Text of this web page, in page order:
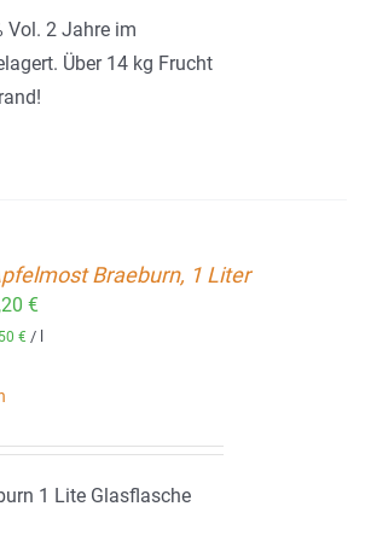
Vol. 2 Jahre im
Über 14 kg Frucht
Braeburn, 1 Liter
€
€ /
1 Lite Glasflasche